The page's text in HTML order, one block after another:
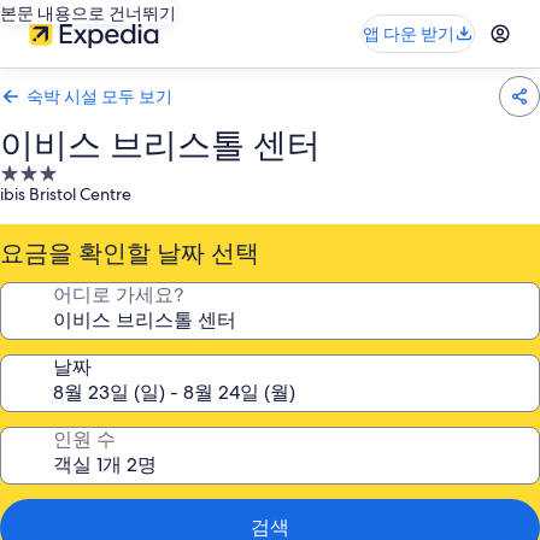
본문 내용으로 건너뛰기
앱 다운 받기
숙박 시설 모두 보기
이비스 브리스톨 센터
3.0
성
급
숙
박
설
ibis Bristol Centre
요금을 확인할 날짜 선택
어디로 가세요?
날짜
인원 수
검색